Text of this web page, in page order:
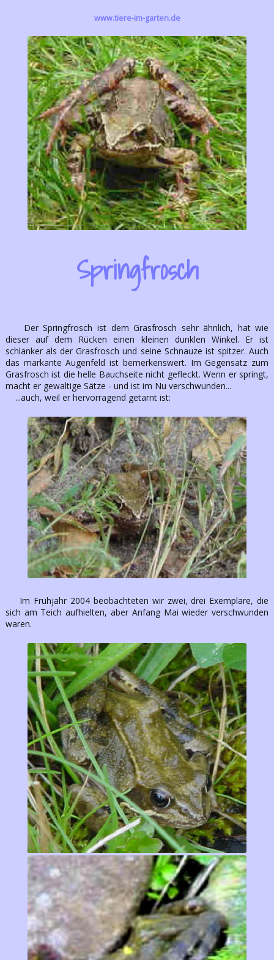
www.tiere-im-garten.de
Springfrosch
Der Springfrosch ist dem Grasfrosch sehr ähnlich, hat wie
dieser auf dem Rücken einen kleinen dunklen Winkel. Er ist
schlanker als der Grasfrosch und seine Schnauze ist spitzer. Auch
das markante Augenfeld ist bemerkenswert. Im Gegensatz zum
Grasfrosch ist die helle Bauchseite nicht gefleckt. Wenn er springt,
macht er gewaltige Sätze - und ist im Nu verschwunden...
...auch, weil er hervorragend getarnt ist:
Im Frühjahr 2004 beobachteten wir zwei, drei Exemplare, die
sich am Teich aufhielten, aber Anfang Mai wieder verschwunden
waren.